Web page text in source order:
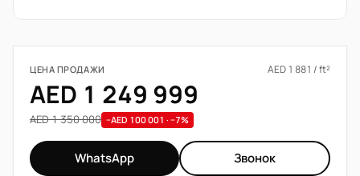
ЦЕНА ПРОДАЖИ AED 1 881 / ft²
AED 1 249 999
AED 1 350 000 −AED 100 001 · −7%
WhatsApp Звонок